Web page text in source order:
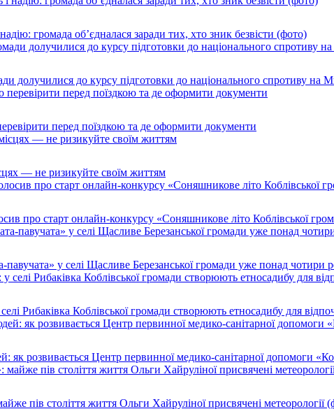
громада об’єдналася заради тих, хто зник безвісти (фото)
долучилися до курсу підготовки до національного спротиву на
перед поїздкою та де оформити документи
— не ризикуйте своїм життям
про старт онлайн-конкурсу «Соняшникове літо Коблівської
павучата» у селі Щасливе Березанської громади уже понад чотири
Рибаківка Коблівської громади створюють етносадибу для
як розвивається Центр первинної медико-санітарної допомоги
пів століття життя Ольги Хайруліної присвячені метеорології